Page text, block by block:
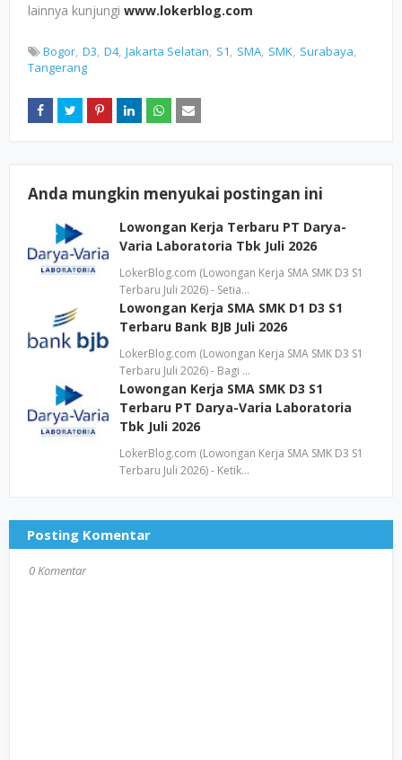
lainnya kunjungi www.lokerblog.com
Bogor D3 D4 Jakarta Selatan S1 SMA SMK Surabaya
Tangerang
Anda mungkin menyukai postingan ini
Lowongan Kerja Terbaru PT Darya-
Varia Laboratoria Tbk Juli 2026
LokerBlog.com (Lowongan Kerja SMA SMK D3 S1
Terbaru Juli 2026) - Setia…
Lowongan Kerja SMA SMK D1 D3 S1
Terbaru Bank BJB Juli 2026
LokerBlog.com (Lowongan Kerja SMA SMK D3 S1
Terbaru Juli 2026) - Bagi …
Lowongan Kerja SMA SMK D3 S1
Terbaru PT Darya-Varia Laboratoria
Tbk Juli 2026
LokerBlog.com (Lowongan Kerja SMA SMK D3 S1
Terbaru Juli 2026) - Ketik…
Posting Komentar
0 Komentar